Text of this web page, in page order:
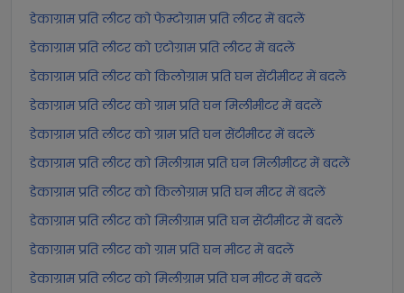
डेकाग्राम प्रति लीटर को फेम्टोग्राम प्रति लीटर में बदलें
डेकाग्राम प्रति लीटर को एटोग्राम प्रति लीटर में बदलें
डेकाग्राम प्रति लीटर को किलोग्राम प्रति घन सेंटीमीटर में बदलें
डेकाग्राम प्रति लीटर को ग्राम प्रति घन मिलीमीटर में बदलें
डेकाग्राम प्रति लीटर को ग्राम प्रति घन सेंटीमीटर में बदलें
डेकाग्राम प्रति लीटर को मिलीग्राम प्रति घन मिलीमीटर में बदलें
डेकाग्राम प्रति लीटर को किलोग्राम प्रति घन मीटर में बदलें
डेकाग्राम प्रति लीटर को मिलीग्राम प्रति घन सेंटीमीटर में बदलें
डेकाग्राम प्रति लीटर को ग्राम प्रति घन मीटर में बदलें
डेकाग्राम प्रति लीटर को मिलीग्राम प्रति घन मीटर में बदलें